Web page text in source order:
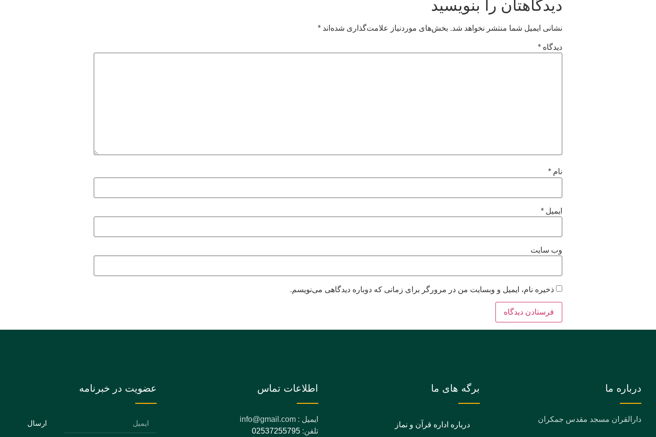
دیدگاهتان را بنویسید
نشانی ایمیل شما منتشر نخواهد شد. بخش‌های موردنیاز علامت‌گذاری شده‌اند *
دیدگاه *
نام *
ایمیل *
وب‌ سایت
ذخیره نام، ایمیل و وبسایت من در مرورگر برای زمانی که دوباره دیدگاهی می‌نویسم.
درباره ما
دارالقران مسجد مقدس جمکران
برگه های ما
درباره اداره قرآن و نماز
اطلاعات تماس
ایمیل : info@gmail.com
تلفن: 02537255795
عضویت در خبرنامه
ارسال